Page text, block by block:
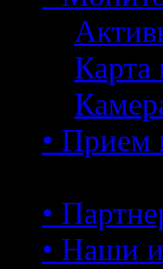
Карта
• Прием
•
• Наши